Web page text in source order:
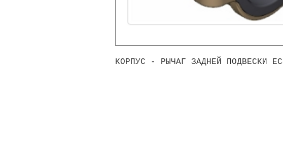
КОРПУС - РЫЧАГ ЗАДНЕЙ ПОДВЕСКИ